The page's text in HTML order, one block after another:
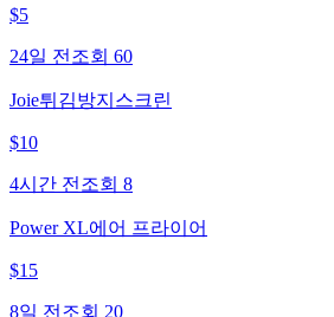
$5
24일 전 조회 60
Joie튀김방지스크린
$10
4시간 전 조회 8
Power XL에어 프라이어
$15
8일 전 조회 20